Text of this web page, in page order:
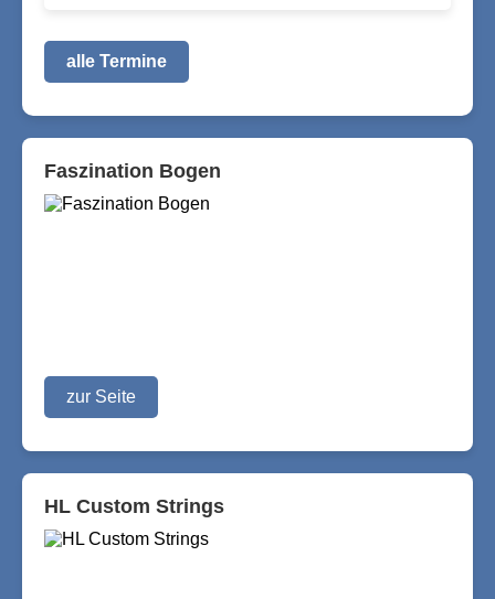
alle Termine
Faszination Bogen
zur Seite
HL Custom Strings